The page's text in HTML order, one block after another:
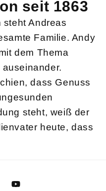
seit 1863
steht Andreas
Familie. Andy
dem Thema
dass Genuss
steht, weiß der
heute, dass